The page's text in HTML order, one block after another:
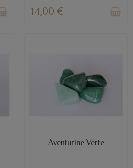
14,00 €
RUPTURE DE STOCK
Aventurine Verte